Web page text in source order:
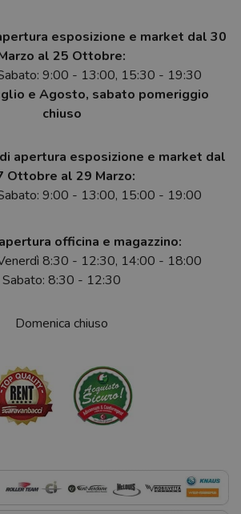
esposizione e market dal 30
al 25 Ottobre:
9:00 - 13:00, 15:30 - 19:30
e Agosto, sabato pomeriggio
chiuso
apertura esposizione e market dal
Ottobre al 29 Marzo:
9:00 - 13:00, 15:00 - 19:00
officina e magazzino:
8:30 - 12:30, 14:00 - 18:00
Sabato: 8:30 - 12:30
Domenica chiuso